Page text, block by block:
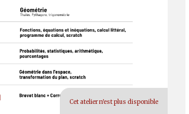
Cet atelier n'est plus disponible